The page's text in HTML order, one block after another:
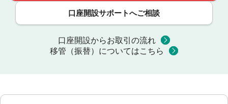
口座開設サポートへご相談
口座開設からお取引の流れ
移管（振替）についてはこちら